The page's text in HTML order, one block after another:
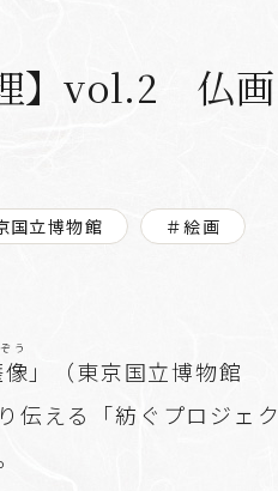
】vol.2 仏画
国立博物館 ＃絵画
う
」（東京国立博物館
伝える「紡ぐプロジェク